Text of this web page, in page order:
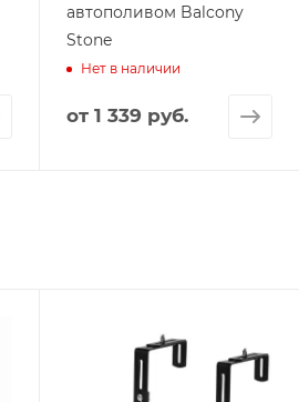
автополивом Balcony
Stone
Нет в наличии
от1 339 руб.